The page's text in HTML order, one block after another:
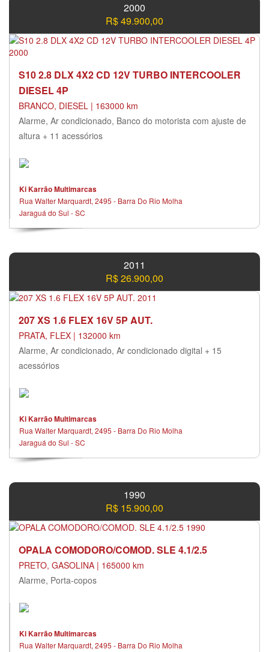
2000
R$ 49.900,00
S10 2.8 DLX 4X2 CD 12V TURBO INTERCOOLER
DIESEL 4P
BRANCO, DIESEL | 163000 km
Alarme, Ar condicionado, Banco do motorista com ajuste de
altura + 11 acessórios
Ki Karrão Multimarcas
Rua Walter Marquardt, 2495 - Barra Do Rio Molha
Jaraguá do Sul - SC
2011
R$ 26.900,00
207 XS 1.6 FLEX 16V 5P AUT.
PRATA, FLEX | 132000 km
Alarme, Ar condicionado, Ar condicionado digital + 15
acessórios
Ki Karrão Multimarcas
Rua Walter Marquardt, 2495 - Barra Do Rio Molha
Jaraguá do Sul - SC
1990
R$ 15.900,00
OPALA COMODORO/COMOD. SLE 4.1/2.5
PRETO, GASOLINA | 165000 km
Alarme, Porta-copos
Ki Karrão Multimarcas
Rua Walter Marquardt, 2495 - Barra Do Rio Molha